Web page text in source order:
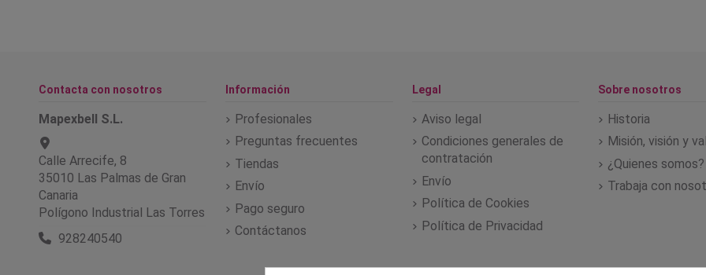
Contacta con nosotros
Mapexbell S.L.
Calle Arrecife, 8
35010 Las Palmas de Gran
Canaria
Polígono Industrial Las Torres
928240540
Información
Profesionales
Preguntas frecuentes
Tiendas
Envío
Pago seguro
Contáctanos
Legal
Aviso legal
Condiciones generales de
contratación
Envío
Política de Cookies
Política de Privacidad
Sobre nosotros
Historia
Misión, visión y
¿Quienes somos?
Trabaja con